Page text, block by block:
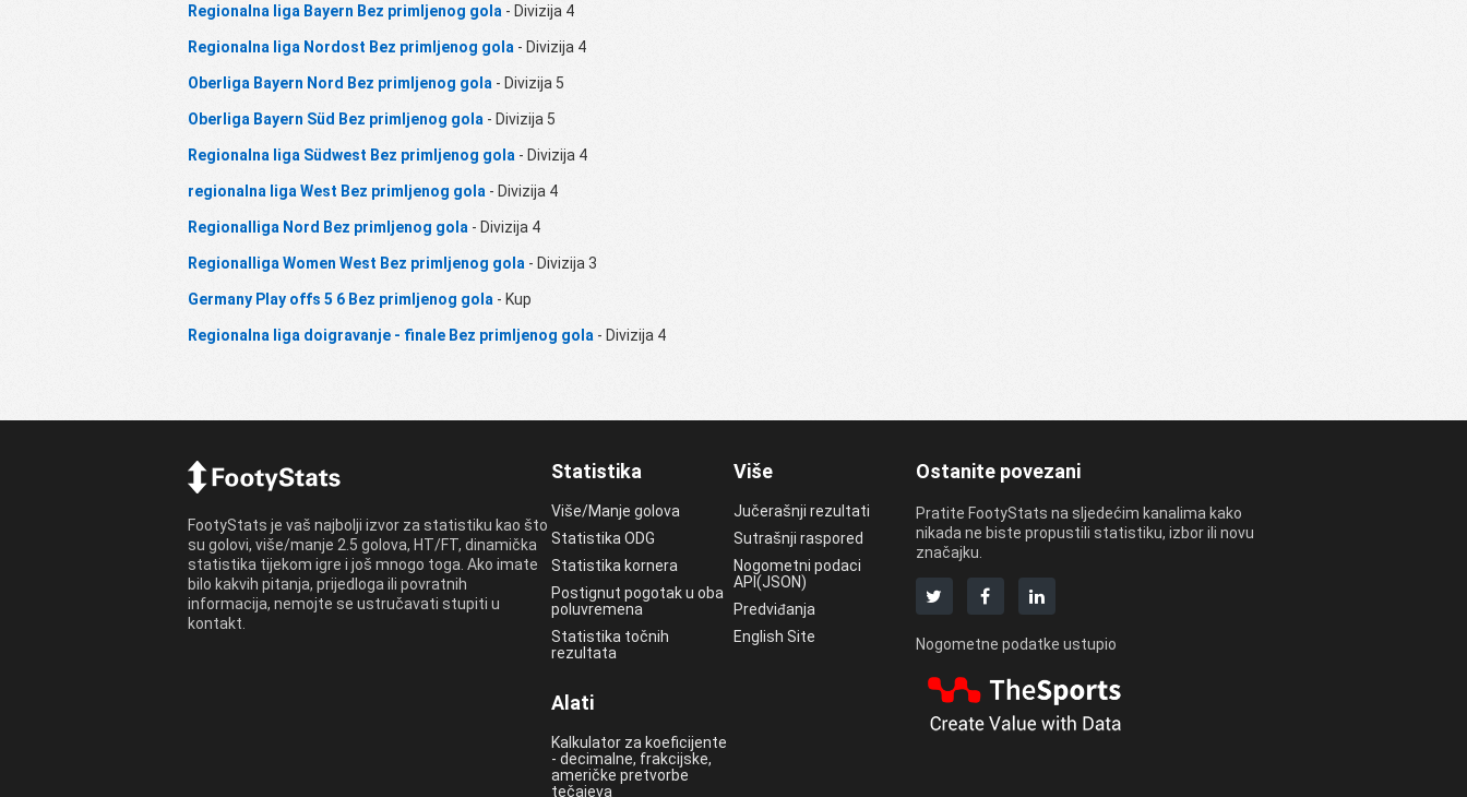
Regionalna liga Bayern Bez primljenog gola - Divizija 4
Regionalna liga Nordost Bez primljenog gola - Divizija 4
Oberliga Bayern Nord Bez primljenog gola - Divizija 5
Oberliga Bayern Süd Bez primljenog gola - Divizija 5
Regionalna liga Südwest Bez primljenog gola - Divizija 4
regionalna liga West Bez primljenog gola - Divizija 4
Regionalliga Nord Bez primljenog gola - Divizija 4
Regionalliga Women West Bez primljenog gola - Divizija 3
Germany Play offs 5 6 Bez primljenog gola - Kup
Regionalna liga doigravanje - finale Bez primljenog gola - Divizija 4
FootyStats je vaš najbolji izvor za statistiku kao što
su golovi, više/manje 2.5 golova, HT/FT, dinamička
statistika tijekom igre i još mnogo toga. Ako imate
bilo kakvih pitanja, prijedloga ili povratnih
informacija, nemojte se ustručavati stupiti u
kontakt.
Statistika
Više/Manje golova
Statistika ODG
Statistika kornera
Postignut pogotak u oba
poluvremena
Statistika točnih
rezultata
Alati
Kalkulator za koeficijente
- decimalne, frakcijske,
američke pretvorbe
tečajeva
Više
Jučerašnji rezultati
Sutrašnji raspored
Nogometni podaci
API(JSON)
Predviđanja
English Site
Ostanite povezani
Pratite FootyStats na sljedećim kanalima kako
nikada ne biste propustili statistiku, izbor ili novu
značajku.
Nogometne podatke ustupio